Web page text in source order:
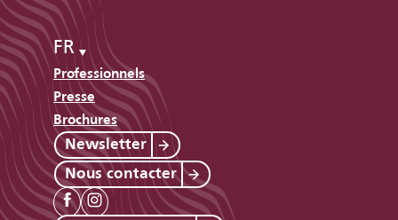
FR
Professionnels
Presse
Brochures
Newsletter
Nous contacter